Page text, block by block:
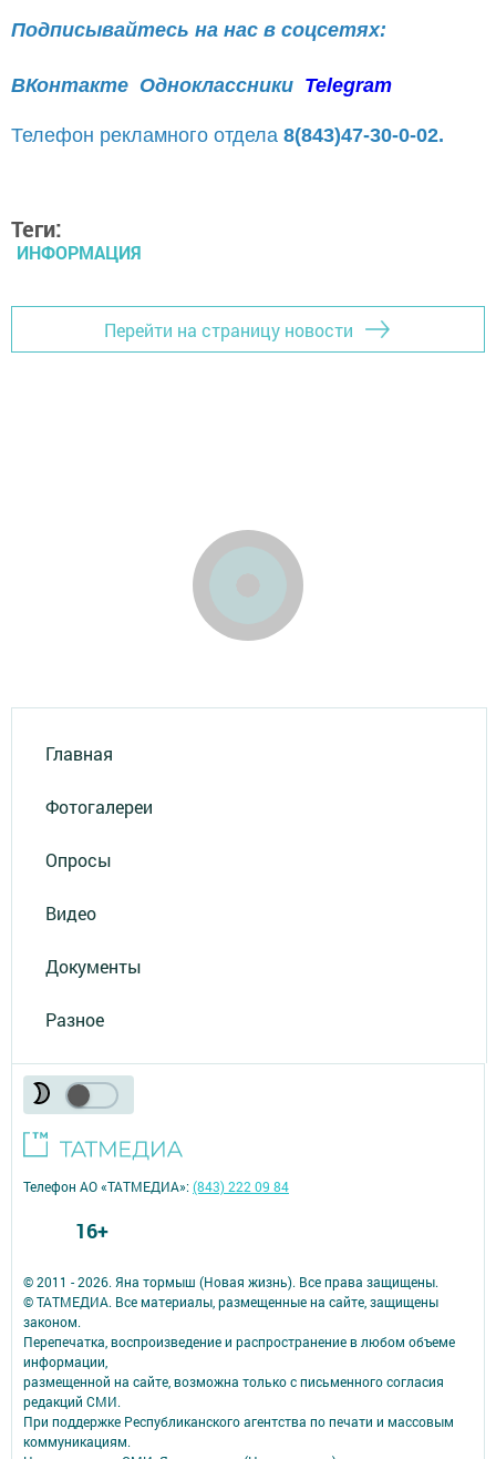
Подписывайтесь на нас в соцсетях:
ВКонтакте Одноклассники Telegram
Телефон рекламного отдела 8(843)47-30-0-02.
Теги:
ИНФОРМАЦИЯ
Перейти на страницу новости
Главная
Фотогалереи
Опросы
Видео
Документы
Разное
© 2011 - 2026. Яна тормыш (Новая жизнь). Все права защищены.
© ТАТМЕДИА. Все материалы, размещенные на сайте, защищены
законом.
Перепечатка, воспроизведение и распространение в любом объеме
информации,
размещенной на сайте, возможна только с письменного согласия
редакций СМИ.
При поддержке Республиканского агентства по печати и массовым
коммуникациям.
Телефон АО «ТАТМЕДИА»:(843) 222 09 84
16+